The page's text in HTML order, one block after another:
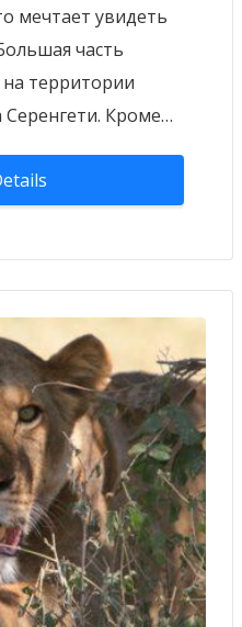
мечтает увидеть
часть
территории
Кроме…